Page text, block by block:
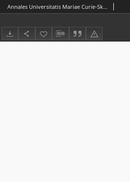
Annales Universitatis Mariae Curie-Skłodowska. Sectio FF, Philologiae. Vol. 39 (2021), 1 - Spis treści